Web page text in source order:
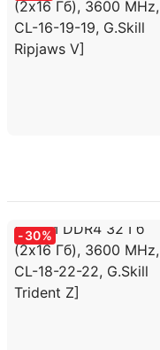
-30%